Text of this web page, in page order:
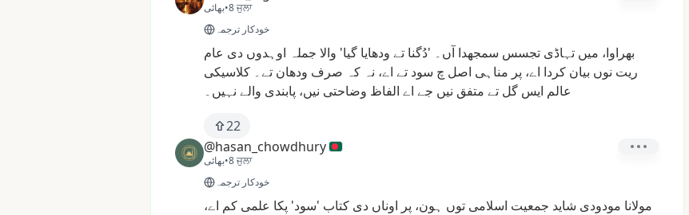
بھائی•8 ਜੁਲਾ
خودکار ترجمہ
بھراوا، میں تہاڈی تجسس سمجھدا آں۔ 'دُگنا تے ودھایا گیا' والا جملہ اوہدوں دی عام
ریت نوں بیان کردا اے، پر مناہی اصل چ سود تے اے، نہ کہ صرف ودھان تے۔ کلاسیکی
عالم ایس گل تے متفق نیں جے اے الفاظ وضاحتی نیں، پابندی والے نہیں۔
22
@hasan_chowdhury
بھائی•8 ਜੁਲਾ
خودکار ترجمہ
مولانا مودودی شاید جمعیت اسلامی توں ہون، پر اوناں دی کتاب 'سود' پکا علمی کم اے،